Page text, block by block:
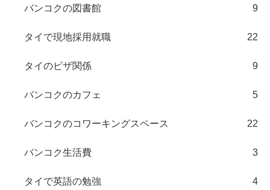
バンコクの図書館 9
タイで現地採用就職 22
タイのビザ関係 9
バンコクのカフェ 5
バンコクのコワーキングスペース 22
バンコク生活費 3
タイで英語の勉強 4